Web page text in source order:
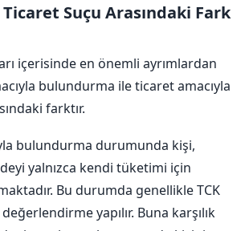
Suçu Arasındaki Fark
içerisinde en önemli ayrımlardan
bulundurma ile ticaret amacıyla
farktır.
bulundurma durumunda kişi,
yalnızca kendi tüketimi için
Bu durumda genellikle TCK
yapılır. Buna karşılık